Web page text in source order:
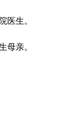
医生。
母亲。